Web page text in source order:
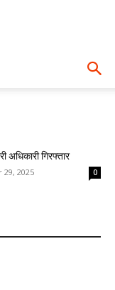
अधिकारी गिरफ्तार
2025 0